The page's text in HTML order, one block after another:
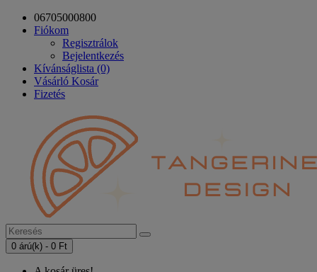
06705000800
Fiókom
Regisztrálok
Bejelentkezés
Kívánságlista (0)
Vásárló Kosár
Fizetés
0 árú(k) - 0 Ft